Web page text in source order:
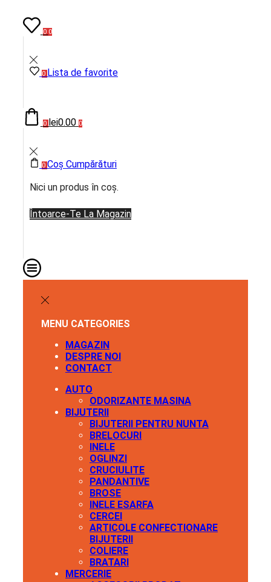
0 0
0 Lista de favorite
0 lei0.00 0
0 Coș Cumpărături
Nici un produs în coș.
Întoarce-Te La Magazin
MENU CATEGORIES
MAGAZIN
DESPRE NOI
CONTACT
AUTO
ODORIZANTE MASINA
BIJUTERII
BIJUTERII PENTRU NUNTA
BRELOCURI
INELE
OGLINZI
CRUCIULITE
PANDANTIVE
BROSE
INELE ESARFA
CERCEI
ARTICOLE CONFECTIONARE
BIJUTERII
COLIERE
BRATARI
MERCERIE